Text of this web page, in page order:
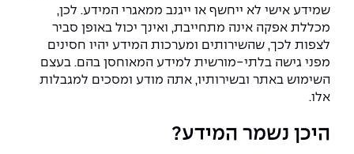
שמידע אישי לא ייחשף או ייגנב ממאגרי המידע. לכן,
מכללת אפקה אינה מתחייבת, ואינך יכול באופן סביר
לצפות לכך, שהשירותים ומערכות המידע יהיו חסינים
מפני גישה בלתי-מורשית למידע המאוחסן בהם. בעצם
השימוש באתר ובשירותיו, אתה מודע ומסכים למגבלות
אלו.
היכן נשמר המידע?